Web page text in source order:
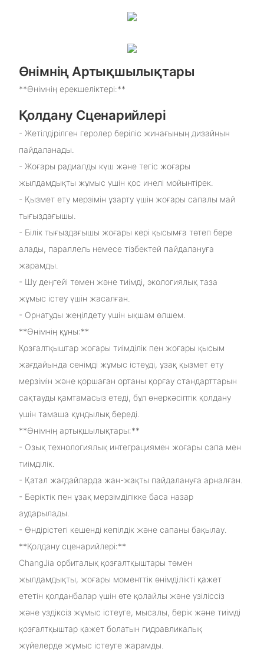
Өнімнің Артықшылықтары
**Өнімнің ерекшеліктері:**
Қолдану Сценарийлері
- Жетілдірілген геролер беріліс жинағының дизайнын
пайдаланады.
- Жоғары радиалды күш және тегіс жоғары
жылдамдықты жұмыс үшін қос инелі мойынтірек.
- Қызмет ету мерзімін ұзарту үшін жоғары сапалы май
тығыздағышы.
- Білік тығыздағышы жоғары кері қысымға төтеп бере
алады, параллель немесе тізбектей пайдалануға
жарамды.
- Шу деңгейі төмен және тиімді, экологиялық таза
жұмыс істеу үшін жасалған.
- Орнатуды жеңілдету үшін ықшам өлшем.
**Өнімнің құны:**
Қозғалтқыштар жоғары тиімділік пен жоғары қысым
жағдайында сенімді жұмыс істеуді, ұзақ қызмет ету
мерзімін және қоршаған ортаны қорғау стандарттарын
сақтауды қамтамасыз етеді, бұл өнеркәсіптік қолдану
үшін тамаша құндылық береді.
**Өнімнің артықшылықтары:**
- Озық технологиялық интеграциямен жоғары сапа мен
тиімділік.
- Қатал жағдайларда жан-жақты пайдалануға арналған.
- Беріктік пен ұзақ мерзімділікке баса назар
аударылады.
- Өндірістегі кешенді кепілдік және сапаны бақылау.
**Қолдану сценарийлері:**
ChangJia орбиталық қозғалтқыштары төмен
жылдамдықты, жоғары моменттік өнімділікті қажет
ететін қолданбалар үшін өте қолайлы және үзіліссіз
және үздіксіз жұмыс істеуге, мысалы, берік және тиімді
қозғалтқыштар қажет болатын гидравликалық
жүйелерде жұмыс істеуге жарамды.